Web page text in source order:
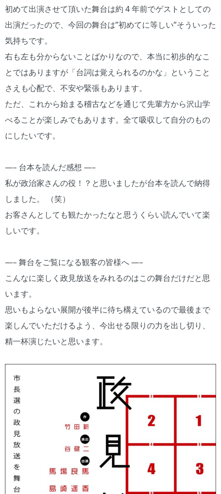
初めて出演させて頂いた舞台は約 4 年前でゲストとしての
出演だったので、今回の舞台は”初めてに等しい”そういった
気持ちです。
右も左も分からないことばかりなので、本当に初歩的なこ
とではありますが「台詞は覚えられるのかな」ということ
さえも心配で、不安や緊張もあります。
ただ、これから始まる稽古などを通じて先輩方から沢山学
べることが楽しみでもあります。全て吸収して自分のもの
にしたいです。
—– 台本を読んだ感想 —–
私が政治家さんの役！？と思いましたが台本を読んで納得
しました。 （笑）
お客さんとしても観たかったなと思うくらい読んでいて楽
しいです。
—– 舞台をご覧になる観客の皆様へ —–
こんなに楽しく政見放送をみれるのはこの舞台だけだと思
います。
思いもよらない展開が後半に待ち構えているので最後まで
楽しんでいただけるよう、今出せる限りの力を出し切り、
精一杯演じたいと思います。